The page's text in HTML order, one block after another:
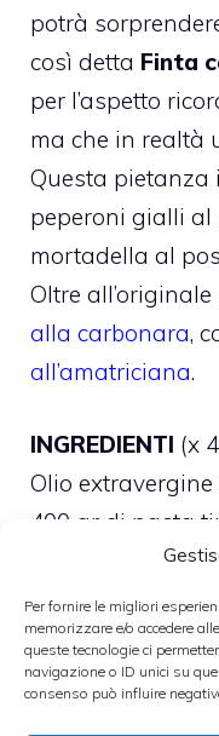
Per fornire le migliori
memorizzare e/o accedere
queste tecnologie ci
navigazione o ID unici su
consenso può influire
potrà
così detta Finta
per l’aspetto
ma che in realtà
Questa pietanza
peperoni gialli al
mortadella al
Oltre
alla carbonara,
all’amatriciana.
INGREDIENTI (x
Olio
400 gr di pasta
250 gr di
1,4 kg di
Sale q.b.
Pepe q.b.